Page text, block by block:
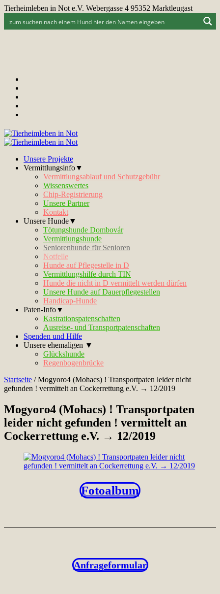
Tierheimleben in Not e.V. Webergasse 4 95352 Marktleugast
Unsere Projekte
Vermittlungsinfo▼
Vermittlungsablauf und Schutzgebühr
Wissenswertes
Chip-Registrierung
Unsere Partner
Kontakt
Unsere Hunde▼
Tötungshunde Dombovár
Vermittlungshunde
Seniorenhunde für Senioren
Notfelle
Hunde auf Pflegestelle in D
Vermittlungshilfe durch TIN
Hunde die nicht in D vermittelt werden dürfen
Unsere Hunde auf Dauerpflegestellen
Handicap-Hunde
Paten-Info▼
Kastrationspatenschaften
Ausreise- und Transportpatenschaften
Spenden und Hilfe
Unsere ehemaligen ▼
Glückshunde
Regenbogenbrücke
Startseite /Mogyoro4 (Mohacs) ! Transportpaten leider nicht
gefunden ! vermittelt an Cockerrettung e.V. → 12/2019
Mogyoro4 (Mohacs) ! Transportpaten
leider nicht gefunden ! vermittelt an
Cockerrettung e.V. → 12/2019
Fotoalbum
Anfrageformular